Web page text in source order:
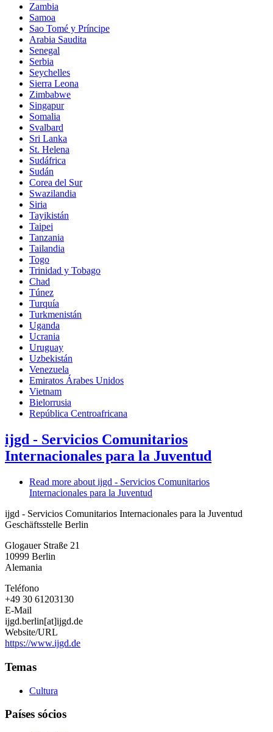
Zambia
Samoa
Sao Tomé y Príncipe
Arabia Saudita
Senegal
Serbia
Seychelles
Sierra Leona
Zimbabwe
Singapur
Somalia
Svalbard
Sri Lanka
St. Helena
Sudáfrica
Sudán
Corea del Sur
Swazilandia
Siria
Tayikistán
Taipei
Tanzania
Tailandia
Togo
Trinidad y Tobago
Chad
Túnez
Turquía
Turkmenistán
Uganda
Ucrania
Uruguay
Uzbekistán
Venezuela
Emiratos Árabes Unidos
Vietnam
Bielorrusia
República Centroafricana
ijgd - Servicios Comunitarios
Internacionales para la Juventud
Read more about ijgd - Servicios Comunitarios
Internacionales para la Juventud
ijgd - Servicios Comunitarios Internacionales para la Juventud
Geschäftsstelle Berlin
Glogauer Straße 21
10999 Berlin
Alemania
Teléfono
+49 30 61203130
E-Mail
ijgd.berlin[at]ijgd.de
Website/URL
https://www.ijgd.de
Temas
Cultura
Países sócios